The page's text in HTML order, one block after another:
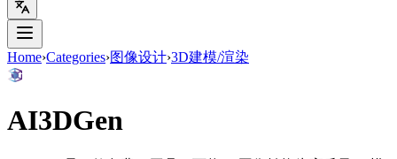
Home›Categories›图像设计›3D建模/渲染
AI3DGen